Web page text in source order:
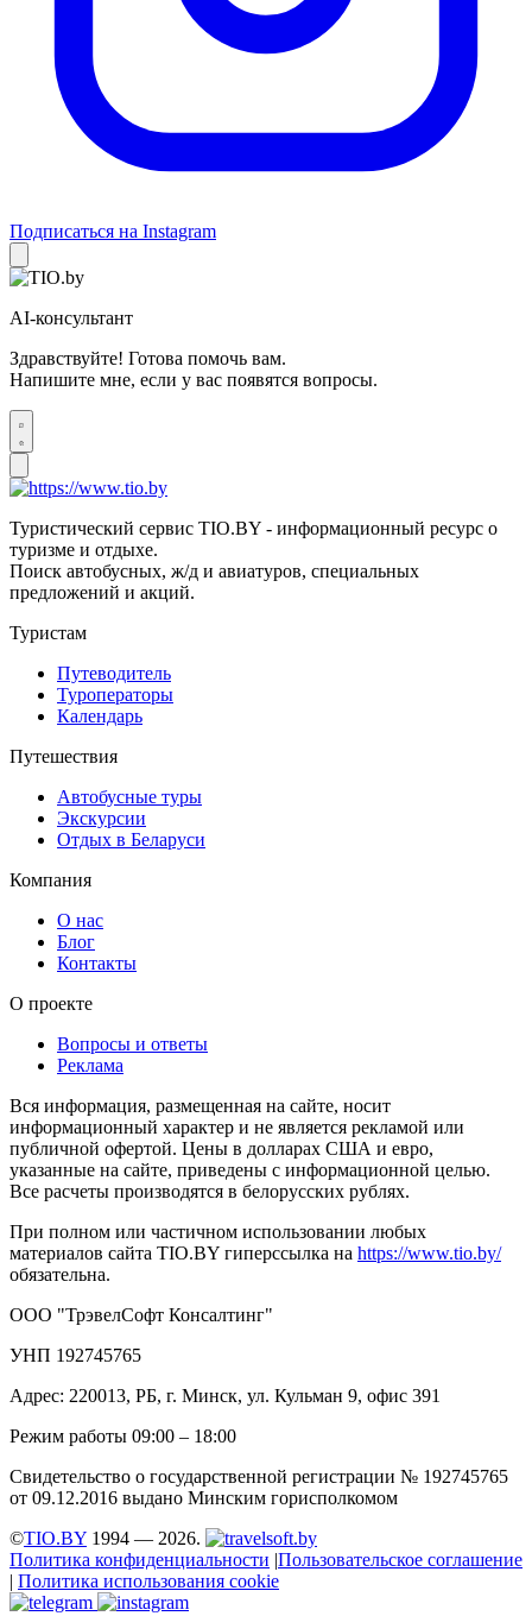
Подписаться на Instagram
AI-консультант
Здравствуйте! Готова помочь вам.
Напишите мне, если у вас появятся вопросы.
Туристический сервис TIO.BY - информационный ресурс о
туризме и отдыхе.
Поиск автобусных, ж/д и авиатуров, специальных
предложений и акций.
Туристам
Путеводитель
Туроператоры
Календарь
Путешествия
Автобусные туры
Экскурсии
Отдых в Беларуси
Компания
О нас
Блог
Контакты
О проекте
Вопросы и ответы
Реклама
Вся информация, размещенная на сайте, носит
информационный характер и не является рекламой или
публичной офертой. Цены в долларах США и евро,
указанные на сайте, приведены с информационной целью.
Все расчеты производятся в белорусских рублях.
При полном или частичном использовании любых
материалов сайта TIO.BY гиперссылка на https://www.tio.by/
обязательна.
ООО "ТрэвелСофт Консалтинг"
УНП 192745765
Адрес: 220013, РБ, г. Минск, ул. Кульман 9, офис 391
Режим работы 09:00 – 18:00
Свидетельство о государственной регистрации № 192745765
от 09.12.2016 выдано Минским горисполкомом
©TIO.BY 1994 — 2026.
Политика конфиденциальности |Пользовательское соглашение
| Политика использования cookie